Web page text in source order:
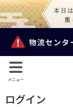
メニュー
ログイン